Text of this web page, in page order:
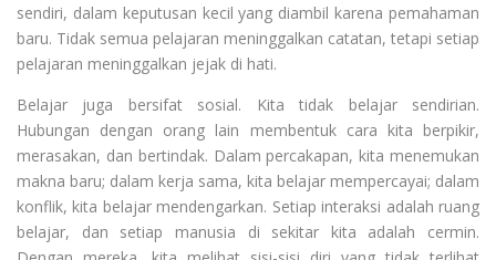
sendiri, dalam keputusan kecil yang diambil karena pemahaman
baru. Tidak semua pelajaran meninggalkan catatan, tetapi setiap
pelajaran meninggalkan jejak di hati.
Belajar juga bersifat sosial. Kita tidak belajar sendirian.
Hubungan dengan orang lain membentuk cara kita berpikir,
merasakan, dan bertindak. Dalam percakapan, kita menemukan
makna baru; dalam kerja sama, kita belajar mempercayai; dalam
konflik, kita belajar mendengarkan. Setiap interaksi adalah ruang
belajar, dan setiap manusia di sekitar kita adalah cermin.